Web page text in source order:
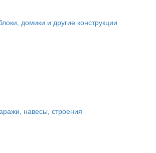
домики и другие конструкции
навесы, строения